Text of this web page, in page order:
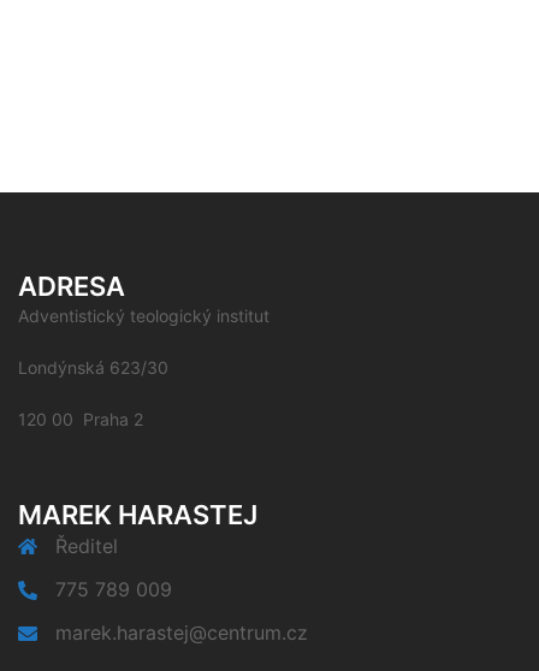
ADRESA
Adventistický teologický institut
Londýnská 623/30
120 00 Praha 2
MAREK HARASTEJ
Ředitel
775 789 009
marek.harastej@centrum.cz